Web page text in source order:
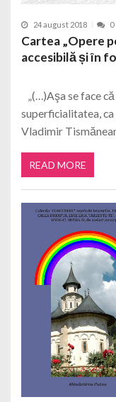
24 august 2018 0
Cartea „Opere
accesibilă și în
„(…)Aşa se face
superficialitatea,
Vladimir
READ MORE